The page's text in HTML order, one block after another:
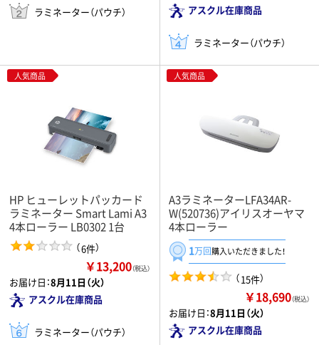
ラミネーター（パウチ）
アスクル在庫商品
ラミネーター（パウチ）
人気商品
HP ヒューレットパッカード
ラミネーター Smart Lami A3
4本ローラー LB0302 1台
（6件）
￥13,200（税込）
お届け日：8月11日（火）
アスクル在庫商品
ラミネーター（パウチ）
人気商品
A3ラミネーターLFA34AR-
W(520736)アイリスオーヤマ
4本ローラー
1万回購入いただきました！
（15件）
￥18,690（税込）
お届け日：8月11日（火）
アスクル在庫商品